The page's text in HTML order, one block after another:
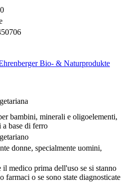
Bio- & Naturprodukte
bambini, minerali e oligoelementi,
a base di ferro
donne, specialmente uomini,
il medico prima dell'uso se si stanno
farmaci o se sono state diagnosticate